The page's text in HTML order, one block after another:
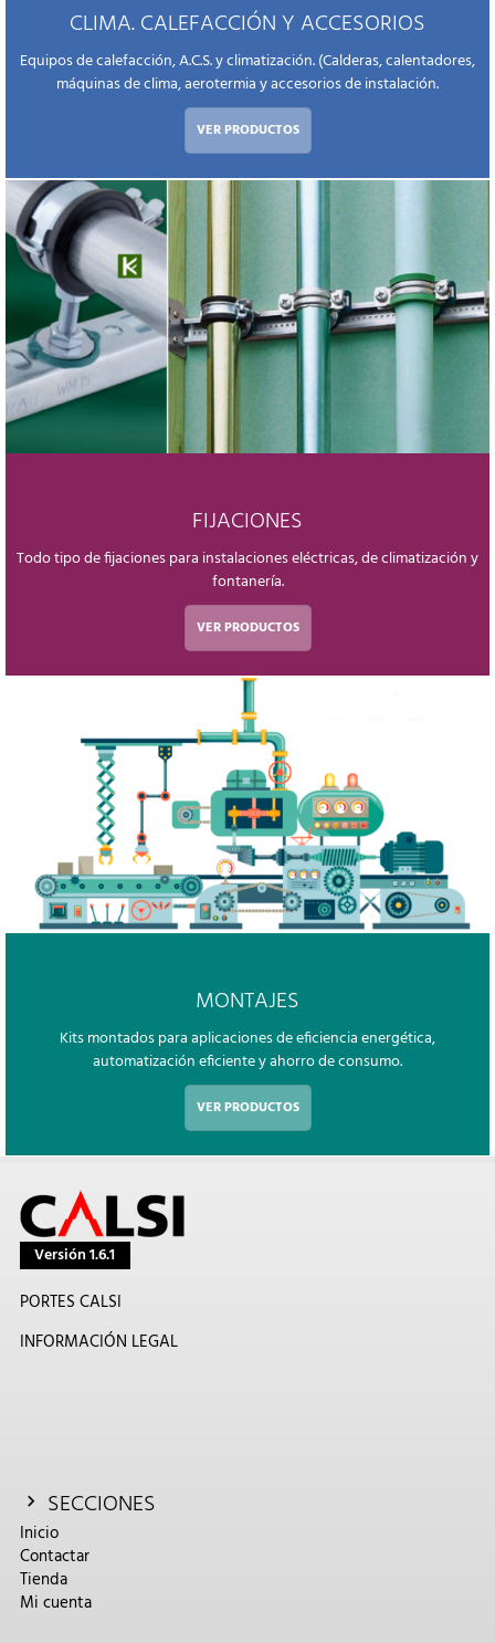
CLIMA. CALEFACCIÓN Y ACCESORIOS
Equipos de calefacción, A.C.S. y climatización. (Calderas, calentadores,
máquinas de clima, aerotermia y accesorios de instalación.
VER PRODUCTOS
FIJACIONES
Todo tipo de fijaciones para instalaciones eléctricas, de climatización y
fontanería.
VER PRODUCTOS
MONTAJES
Kits montados para aplicaciones de eficiencia energética,
automatización eficiente y ahorro de consumo.
VER PRODUCTOS
Versión 1.6.1
PORTES CALSI
INFORMACIÓN LEGAL
SECCIONES
Inicio
Contactar
Tienda
Mi cuenta